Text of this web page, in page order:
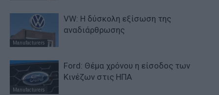
Manufacturers
VW: Η δύσκολη εξίσωση της
αναδιάρθρωσης
Manufacturers
Ford: Θέμα χρόνου η είσοδος των
Κινέζων στις ΗΠΑ